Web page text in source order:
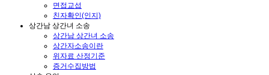
면접교섭
친자확인(인지)
상간남 상간녀 소송
상간남 상간녀 소송
상간자소송이란
위자료 산정기준
증거수집방법